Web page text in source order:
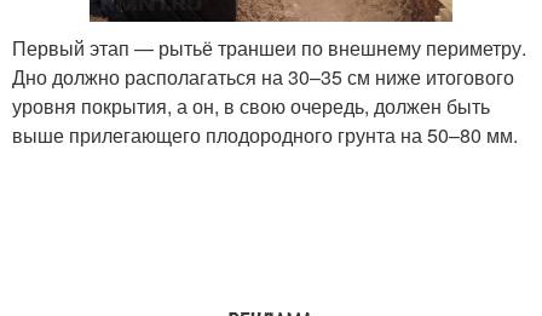
Первый этап — рытьё траншеи по внешнему периметру.
Дно должно располагаться на 30–35 см ниже итогового
уровня покрытия, а он, в свою очередь, должен быть
выше прилегающего плодородного грунта на 50–80 мм.